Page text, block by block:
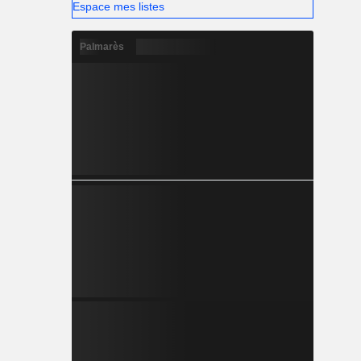
Espace mes listes
Palmarès